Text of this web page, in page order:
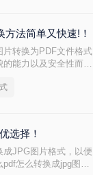
法简单又快速!！
转换为PDF文件格式
能力以及安全性而备
式呢？本文将详细介
选择！
JPG图片格式，以便
怎么转换成jpg图片​